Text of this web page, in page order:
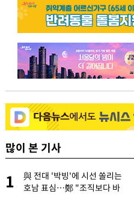
많이 본 기사
1
與 전대 '박빙'에 시선 쏠리는
호남 표심…鄭 "조직보다 바